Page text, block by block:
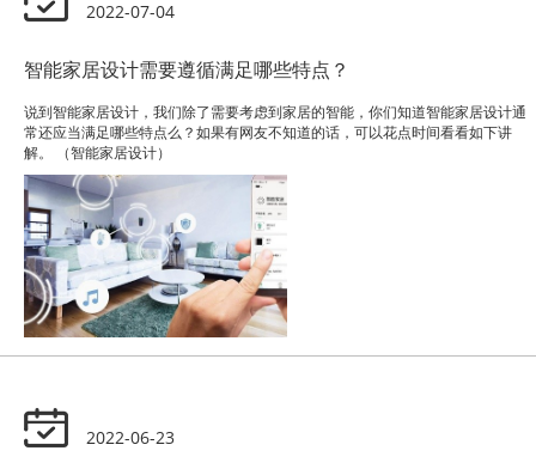
2022-07-04
智能家居设计需要遵循满足哪些特点？
说到智能家居设计，我们除了需要考虑到家居的智能，你们知道智能家居设计通
常还应当满足哪些特点么？如果有网友不知道的话，可以花点时间看看如下讲
解。 （智能家居设计）
2022-06-23